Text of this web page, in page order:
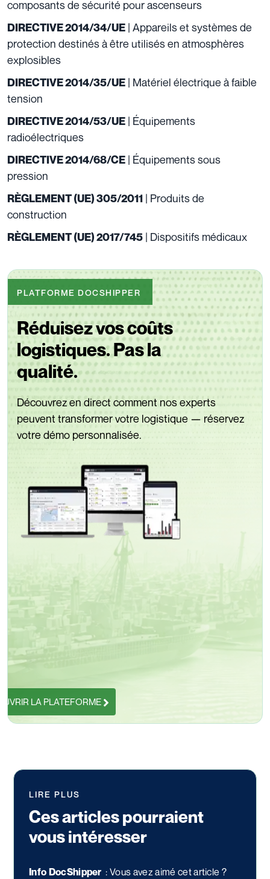
composants de sécurité pour ascenseurs
DIRECTIVE 2014/34/UE | Appareils et systèmes de
protection destinés à être utilisés en atmosphères
explosibles
DIRECTIVE 2014/35/UE | Matériel électrique à faible
tension
DIRECTIVE 2014/53/UE | Équipements
radioélectriques
DIRECTIVE 2014/68/CE | Équipements sous
pression
RÈGLEMENT (UE) 305/2011 | Produits de
construction
RÈGLEMENT (UE) 2017/745 | Dispositifs médicaux
PLATFORME DOCSHIPPER
Réduisez vos coûts
logistiques. Pas la
qualité.
Découvrez en direct comment nos experts
peuvent transformer votre logistique — réservez
votre démo personnalisée.
LA PLATEFORME
LIRE PLUS
Ces articles pourraient
vous intéresser
Info DocShipper : Vous avez aimé cet article ?